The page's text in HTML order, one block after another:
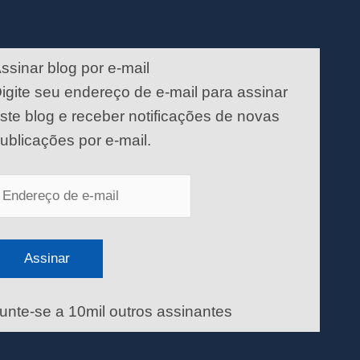
blog por e-mail
seu endereço de e-mail para assinar
blog e receber notificações de novas
por e-mail.
Assinar
se a 10mil outros assinantes